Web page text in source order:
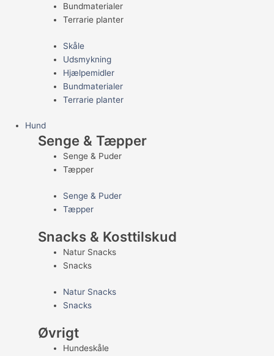
Bundmaterialer
Terrarie planter
Skåle
Udsmykning
Hjælpemidler
Bundmaterialer
Terrarie planter
Hund
Senge & Tæpper
Senge & Puder
Tæpper
Senge & Puder
Tæpper
Snacks & Kosttilskud
Natur Snacks
Snacks
Natur Snacks
Snacks
Øvrigt
Hundeskåle